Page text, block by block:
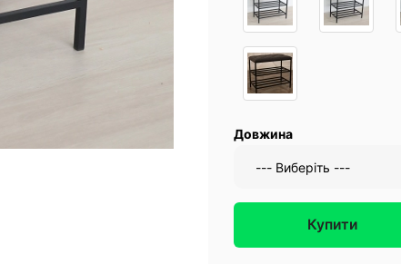
Довжина
Купити